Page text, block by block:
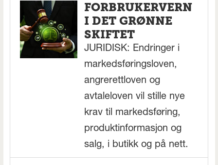
FORBRUKERVERN
I DET GRØNNE
SKIFTET
JURIDISK: Endringer i
markedsføringsloven,
angrerettloven og
avtaleloven vil stille nye
krav til markedsføring,
produktinformasjon og
salg, i butikk og på nett.